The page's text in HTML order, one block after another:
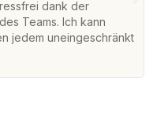
dank der
Teams. Ich kann
jedem uneingeschränkt